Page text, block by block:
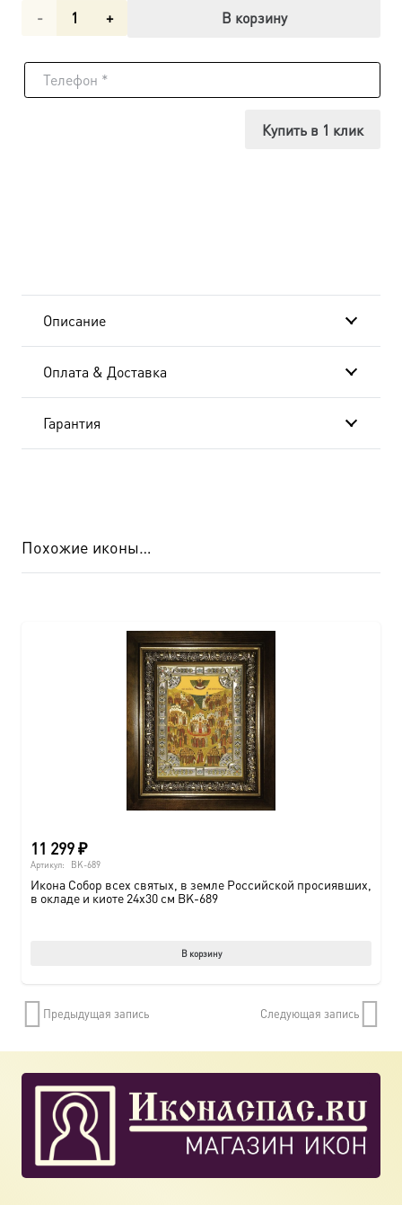
Количество
Петр
В корзину
Купить в 1 клик
Описание
Оплата & Доставка
Гарантия
Похожие иконы…
11 299₽
Артикул: BK-689
Икона Собор всех святых, в земле Российской просиявших,
в окладе и киоте 24х30 см BK-689
В корзину
Предыдущая запись Следующая запись